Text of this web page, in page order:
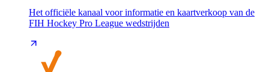
Het officiële kanaal voor informatie en kaartverkoop van de
FIH Hockey Pro League wedstrijden